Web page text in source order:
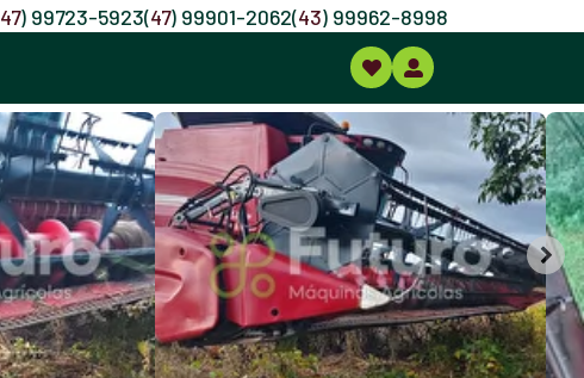
47) 99723-5923(47) 99901-2062(43) 99962-8998